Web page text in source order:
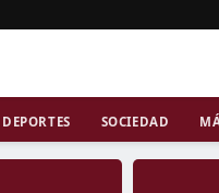
DEPORTES SOCIEDAD